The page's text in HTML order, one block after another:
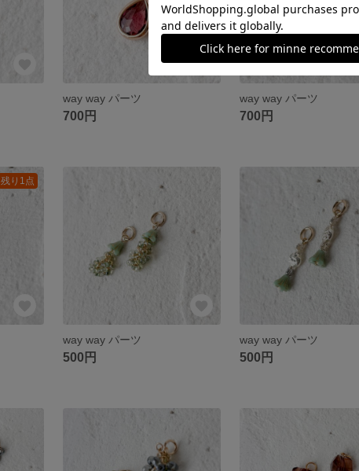
way way パーツ
700円
way way パーツ
700円
残り1点
way way パーツ
500円
way way パーツ
500円